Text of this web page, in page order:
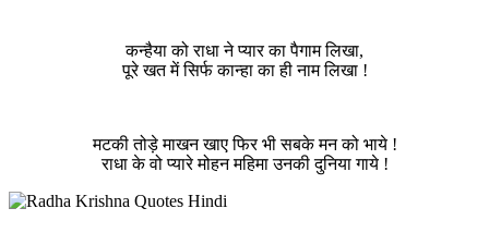
कन्हैया को राधा ने प्यार का पैगाम लिखा,
पूरे खत में सिर्फ कान्हा का ही नाम लिखा !
मटकी तोड़े माखन खाए फिर भी सबके मन को भाये !
राधा के वो प्यारे मोहन महिमा उनकी दुनिया गाये !